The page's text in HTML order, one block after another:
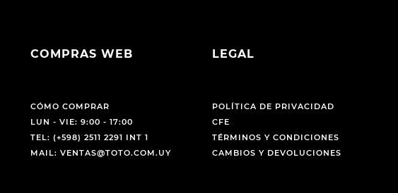
COMPRAS WEB
CÓMO COMPRAR
LUN - VIE: 9:00 - 17:00
TEL: (+598) 2511 2291 INT 1
MAIL: VENTAS@TOTO.COM.UY
LEGAL
POLÍTICA DE PRIVACIDAD
CFE
TÉRMINOS Y CONDICIONES
CAMBIOS Y DEVOLUCIONES